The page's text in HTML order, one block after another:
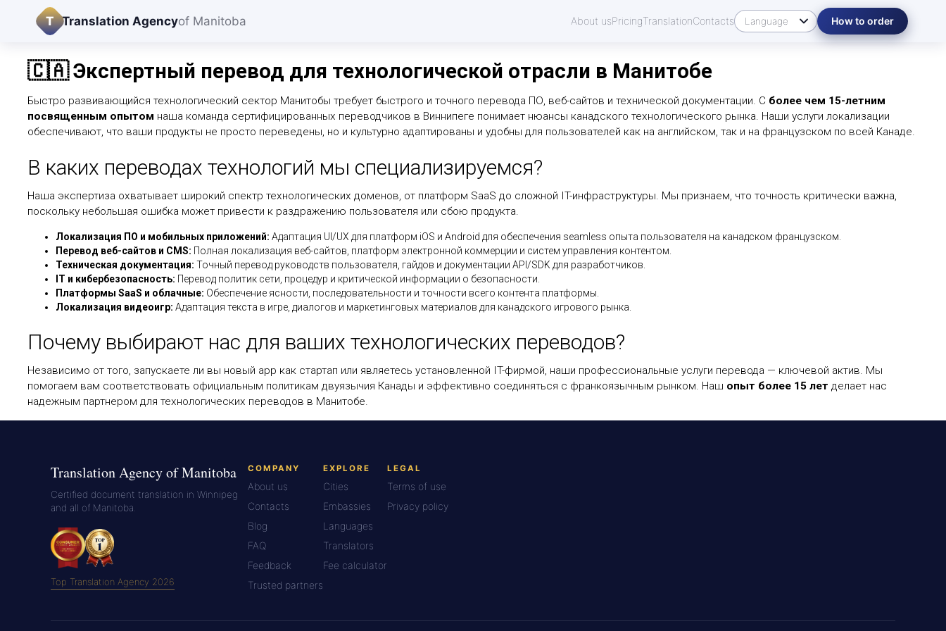
T Translation Agencyof Manitoba About usPricingTranslationContacts How to order
🇨🇦 Экспертный перевод для технологической отрасли в Манитобе
Быстро развивающийся технологический сектор Манитобы требует быстрого и точного перевода ПО, веб-сайтов и технической документации. С более чем 15-летним
посвященным опытом наша команда сертифицированных переводчиков в Виннипеге понимает нюансы канадского технологического рынка. Наши услуги локализации
обеспечивают, что ваши продукты не просто переведены, но и культурно адаптированы и удобны для пользователей как на английском, так и на французском по всей Канаде.
В каких переводах технологий мы специализируемся?
Наша экспертиза охватывает широкий спектр технологических доменов, от платформ SaaS до сложной IT-инфраструктуры. Мы признаем, что точность критически важна,
поскольку небольшая ошибка может привести к раздражению пользователя или сбою продукта.
Локализация ПО и мобильных приложений: Адаптация UI/UX для платформ iOS и Android для обеспечения seamless опыта пользователя на канадском французском.
Перевод веб-сайтов и CMS: Полная локализация веб-сайтов, платформ электронной коммерции и систем управления контентом.
Техническая документация: Точный перевод руководств пользователя, гайдов и документации API/SDK для разработчиков.
IT и кибербезопасность: Перевод политик сети, процедур и критической информации о безопасности.
Платформы SaaS и облачные: Обеспечение ясности, последовательности и точности всего контента платформы.
Локализация видеоигр: Адаптация текста в игре, диалогов и маркетинговых материалов для канадского игрового рынка.
Почему выбирают нас для ваших технологических переводов?
Независимо от того, запускаете ли вы новый app как стартап или являетесь установленной IT-фирмой, наши профессиональные услуги перевода — ключевой актив. Мы
помогаем вам соответствовать официальным политикам двуязычия Канады и эффективно соединяться с франкоязычным рынком. Наш опыт более 15 лет делает нас
надежным партнером для технологических переводов в Манитобе.
Translation Agency of Manitoba
Certified document translation in Winnipeg
and all of Manitoba.
Top Translation Agency 2026
COMPANY
About us
Contacts
Blog
FAQ
Feedback
Trusted partners
EXPLORE
Cities
Embassies
Languages
Translators
Fee calculator
LEGAL
Terms of use
Privacy policy